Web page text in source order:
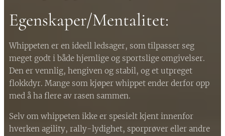
Egenskaper/Mentalitet:
Whippeten er en ideell ledsager, som tilpasser seg
meget godt i både hjemlige og sportslige omgivelser.
Den er vennlig, hengiven og stabil, og et utpreget
flokkdyr. Mange som kjøper whippet ender derfor opp
med å ha flere av rasen sammen.
Selv om whippeten ikke er spesielt kjent innenfor
hverken agility, rally-lydighet, sporprøver eller andre